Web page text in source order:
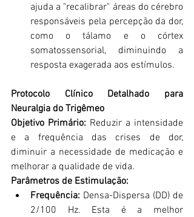
ajuda a "recalibrar" áreas do cérebro
responsáveis pela percepção da dor,
como o tálamo e o córtex
somatossensorial, diminuindo a
resposta exagerada aos estímulos.
Protocolo Clínico Detalhado para
Neuralgia do Trigêmeo
Objetivo Primário: Reduzir a intensidade
e a frequência das crises de dor,
diminuir a necessidade de medicação e
melhorar a qualidade de vida.
Parâmetros de Estimulação:
Frequência: Densa-Dispersa (DD) de
2/100 Hz. Esta é a melhor